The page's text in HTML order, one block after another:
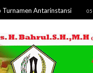
Antarinstansi 05 Aug 2026